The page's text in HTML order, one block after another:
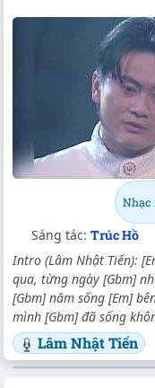
Nhạc
Sáng tác: Trúc Hồ
Intro (Lâm Nhật Tiến):
qua, từng ngày [Gbm]
[Gbm] năm sống [Em]
mình [Gbm] đã sống
Lâm Nhật Tiến